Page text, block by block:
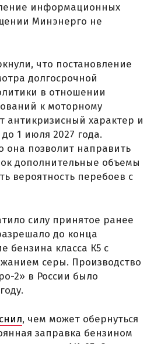
информационных
Минэнерго не
что постановление
долгосрочной
в отношении
к моторному
антикризисный характер и
1 июля 2027 года.
она позволит направить
дополнительные объемы
вероятность перебоев с
силу принятое ранее
до конца
бензина класса К5 с
серы. Производство
2» в России было
, чем может обернуться
заправка бензином